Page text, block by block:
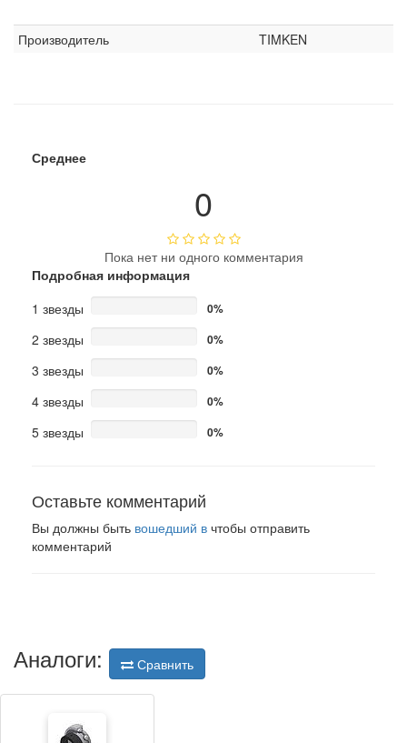
Производитель TIMKEN
Среднее
0
Пока нет ни одного комментария
Подробная информация
1 звезды
0%
2 звезды 0%
3 звезды 0%
4 звезды 0%
5 звезды 0%
Оставьте комментарий
Вы должны быть вошедший в чтобы отправить
комментарий
Аналоги: Сравнить